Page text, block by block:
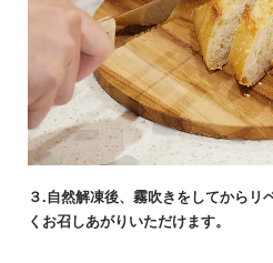
３.自然解凍後、霧吹きをしてからリ
くお召しあがりいただけます。